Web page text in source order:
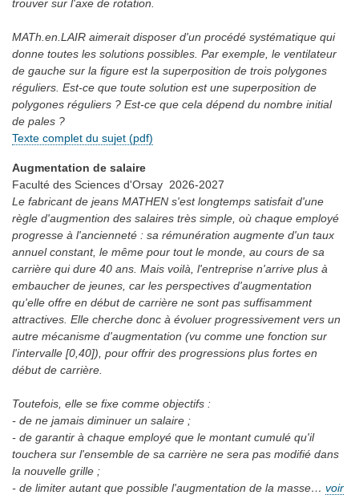
trouver sur l'axe de rotation.
MATh.en.LAIR aimerait disposer d'un procédé systématique qui
donne toutes les solutions possibles. Par exemple, le ventilateur
de gauche sur la figure est la superposition de trois polygones
réguliers. Est-ce que toute solution est une superposition de
polygones réguliers ? Est-ce que cela dépend du nombre initial
de pales ?
Texte complet du sujet (pdf)
Augmentation de salaire
Faculté des Sciences d'Orsay 2026-2027
Le fabricant de jeans MATHEN s'est longtemps satisfait d'une
règle d'augmention des salaires très simple, où chaque employé
progresse à l'ancienneté : sa rémunération augmente d'un taux
annuel constant, le même pour tout le monde, au cours de sa
carrière qui dure 40 ans. Mais voilà, l'entreprise n'arrive plus à
embaucher de jeunes, car les perspectives d'augmentation
qu'elle offre en début de carrière ne sont pas suffisamment
attractives. Elle cherche donc à évoluer progressivement vers un
autre mécanisme d'augmentation (vu comme une fonction sur
l'intervalle [0,40]), pour offrir des progressions plus fortes en
début de carrière.
Toutefois, elle se fixe comme objectifs :
- de ne jamais diminuer un salaire ;
- de garantir à chaque employé que le montant cumulé qu'il
touchera sur l'ensemble de sa carrière ne sera pas modifié dans
la nouvelle grille ;
- de limiter autant que possible l'augmentation de la masse… voir